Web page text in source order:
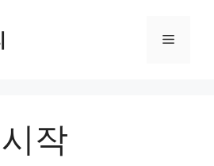
메
작